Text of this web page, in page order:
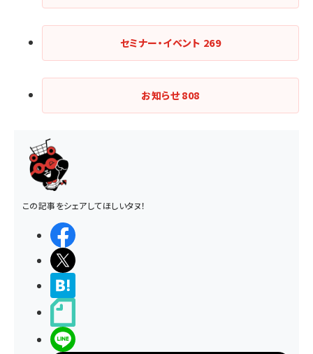
セミナー・イベント 269
お知らせ808
この記事をシェアしてほしいタヌ！